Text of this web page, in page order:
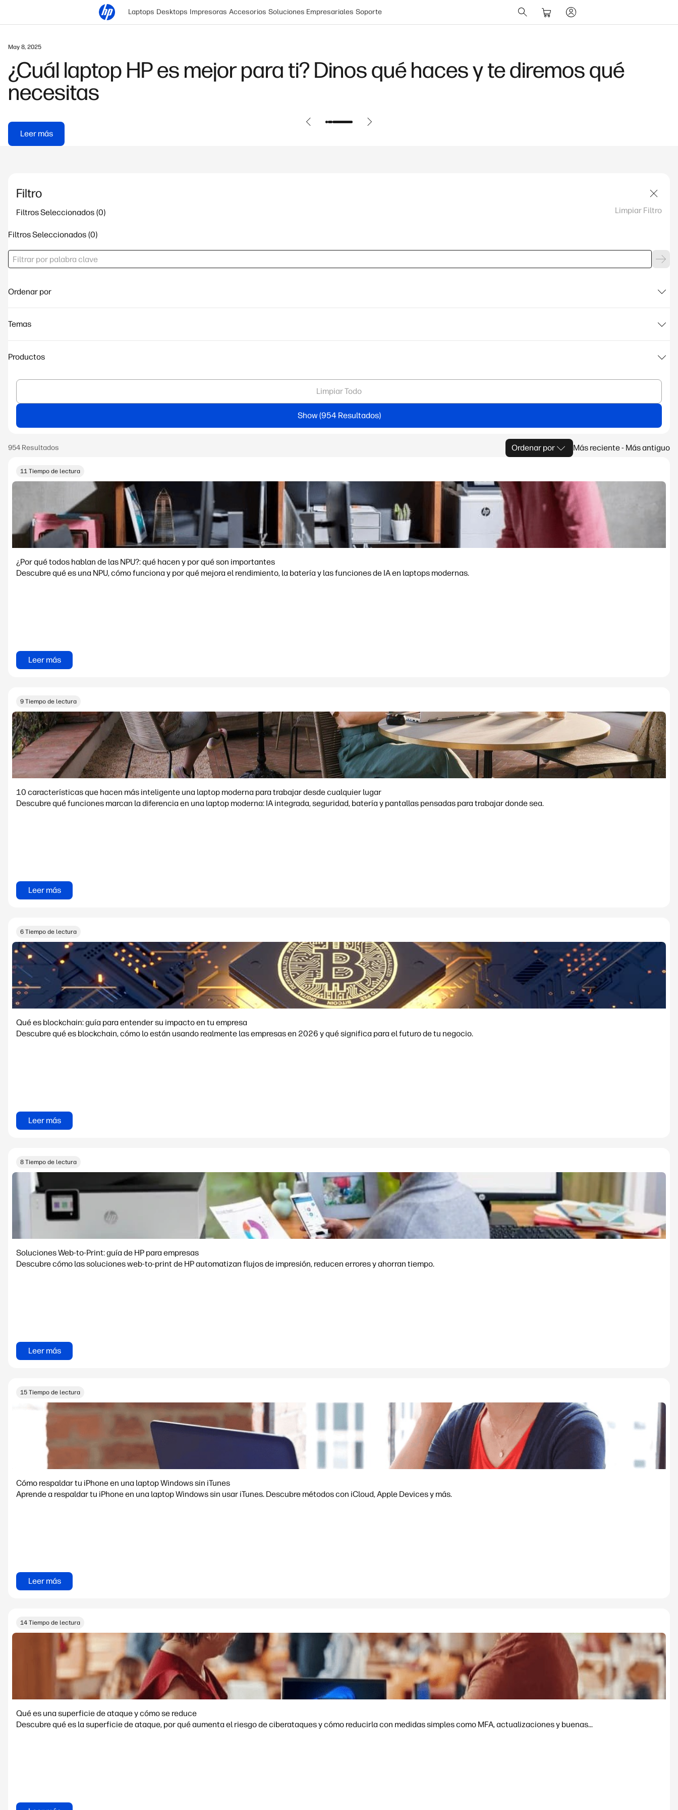
Laptops Desktops Impresoras Accesorios Soluciones Empresariales Soporte
May 8, 2025
¿Cuál laptop HP es mejor para ti? Dinos qué haces y te diremos qué
necesitas
Leer más
Filtro
Filtros Seleccionados Limpiar Filtro
Filtros Seleccionados
Ordenar por
Temas
Productos
Limpiar Todo
Show
Ordenar por Más reciente - Más antiguo
11 Tiempo de lectura
¿Por qué todos hablan de las NPU?: qué hacen y por qué son importantes
Descubre qué es una NPU, cómo funciona y por qué mejora el rendimiento, la batería y las funciones de IA en laptops modernas.
Leer más
9 Tiempo de lectura
10 características que hacen más inteligente una laptop moderna para trabajar desde cualquier lugar
Descubre qué funciones marcan la diferencia en una laptop moderna: IA integrada, seguridad, batería y pantallas pensadas para trabajar donde sea.
Leer más
6 Tiempo de lectura
Qué es blockchain: guía para entender su impacto en tu empresa
Descubre qué es blockchain, cómo lo están usando realmente las empresas en 2026 y qué significa para el futuro de tu negocio.
Leer más
8 Tiempo de lectura
Soluciones Web-to-Print: guía de HP para empresas
Descubre cómo las soluciones web-to-print de HP automatizan flujos de impresión, reducen errores y ahorran tiempo.
Leer más
15 Tiempo de lectura
Cómo respaldar tu iPhone en una laptop Windows sin iTunes
Aprende a respaldar tu iPhone en una laptop Windows sin usar iTunes. Descubre métodos con iCloud, Apple Devices y más.
Leer más
14 Tiempo de lectura
Qué es una superficie de ataque y cómo se reduce
Descubre qué es la superficie de ataque, por qué aumenta el riesgo de ciberataques y cómo reducirla con medidas simples como MFA, actualizaciones y buenas...